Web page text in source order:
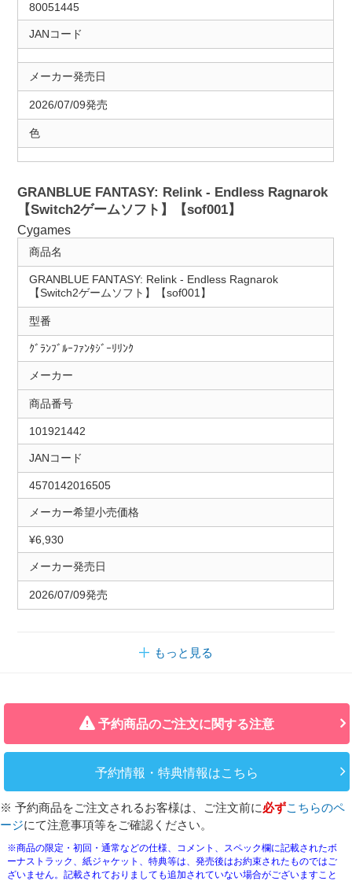
80051445
JANコード
メーカー発売日
2026/07/09発売
色
GRANBLUE FANTASY: Relink - Endless Ragnarok
【Switch2ゲームソフト】【sof001】
Cygames
商品名
GRANBLUE FANTASY: Relink - Endless Ragnarok
【Switch2ゲームソフト】【sof001】
型番
ｸﾞﾗﾝﾌﾞﾙｰﾌｧﾝﾀｼﾞｰﾘﾘﾝｸ
メーカー
商品番号
101921442
JANコード
4570142016505
メーカー希望小売価格
¥6,930
メーカー発売日
2026/07/09発売
もっと見る
予約商品のご注文に関する注意
予約情報・特典情報はこちら
※ 予約商品をご注文されるお客様は、ご注文前に必ずこちらのペ
ージにて注意事項等をご確認ください。
※商品の限定・初回・通常などの仕様、コメント、スペック欄に記載されたボ
ーナストラック、紙ジャケット、特典等は、発売後はお約束されたものではご
ざいません。記載されておりましても追加されていない場合がございますこと